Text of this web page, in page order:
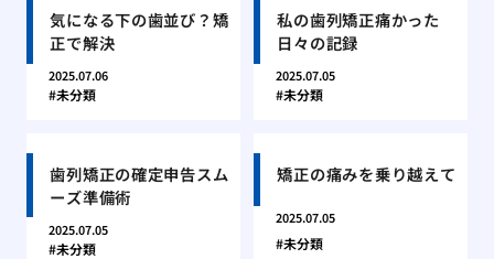
気になる下の歯並び？矯
正で解決
2025.07.06
未分類
私の歯列矯正痛かった
日々の記録
2025.07.05
未分類
歯列矯正の確定申告スム
ーズ準備術
2025.07.05
未分類
矯正の痛みを乗り越えて
2025.07.05
未分類